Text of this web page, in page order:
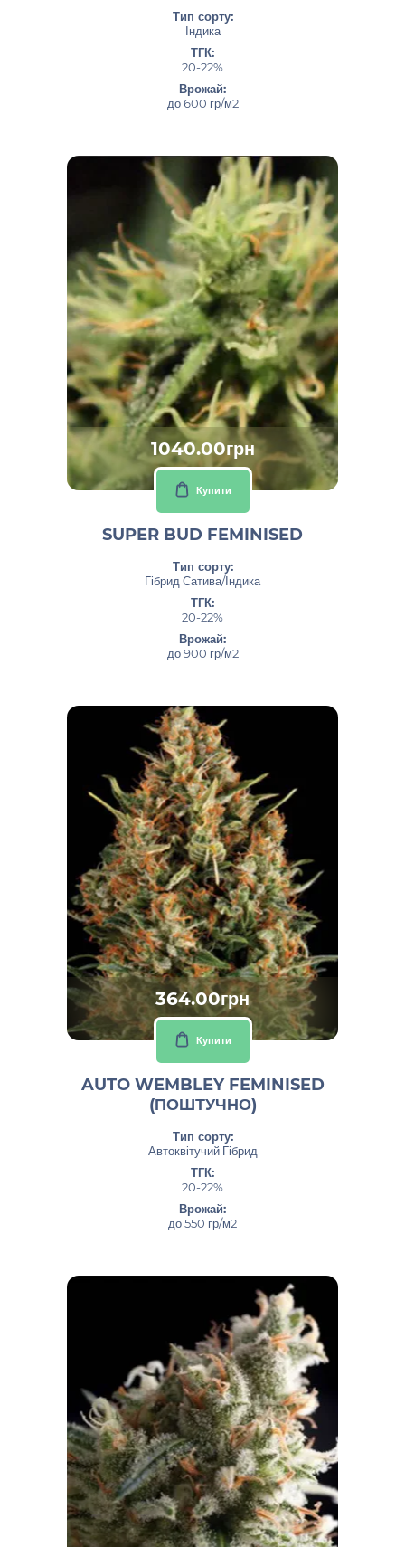
Тип сорту:
Індика
ТГК:
20-22%
Врожай:
до 600 гр/м2
1040.00грн
Купити
SUPER BUD FEMINISED
Тип сорту:
Гібрид Сатива/Індика
ТГК:
20-22%
Врожай:
до 900 гр/м2
364.00грн
Купити
AUTO WEMBLEY FEMINISED
(ПОШТУЧНО)
Тип сорту:
Автоквітучий Гібрид
ТГК:
20-22%
Врожай:
до 550 гр/м2